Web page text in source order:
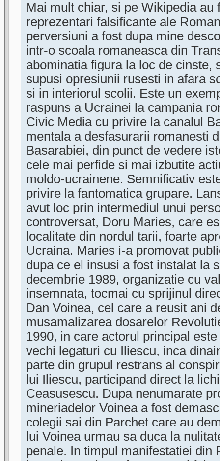
Mai mult chiar, si pe Wikipedia au
reprezentari falsificante ale
perversiuni a fost dupa mine
intr-o scoala romaneasca din
abominatia figura la loc de cinste,
supusi opresiunii rusesti in afara
si in interiorul scolii. Este un
raspuns a Ucrainei la campania
Civic Media cu privire la canalul
mentala a desfasurarii romanesti
Basarabiei, din punct de vedere
cele mai perfide si mai izbutite
moldo-ucrainene. Semnificativ
privire la fantomatica grupare.
avut loc prin intermediul unui
controversat, Doru Maries, care
localitate din nordul tarii, foarte
Ucraina. Maries i-a promovat
dupa ce el insusi a fost instalat la
decembrie 1989, organizatie cu
insemnata, tocmai cu sprijinul
Dan Voinea, cel care a reusit ani
musamalizarea dosarelor
1990, in care actorul principal
vechi legaturi cu Iliescu, inca
parte din grupul restrans al
lui Iliescu, participand direct la
Ceasusescu. Dupa nenumarate
mineriadelor Voinea a fost
colegii sai din Parchet care au
lui Voinea urmau sa duca la
penale. In timpul manifestatiei din